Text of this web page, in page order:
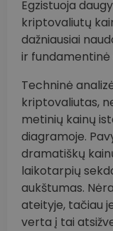
Egzistuoja
kriptovaliutų
dažniausiai
ir fundamentinė
Techninė
kriptovaliutas,
metinių kainų
diagramoje.
dramatiškų
laikotarpių
aukštumas.
ateityje, tačiau
verta į tai